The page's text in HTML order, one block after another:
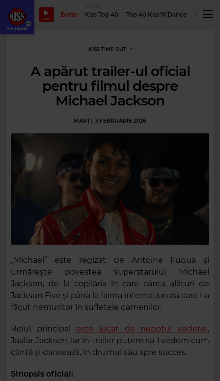
LIVE
Bilete Kiss Top 40 Top 40 Kiss'N'Dance
KISS TIME OUT
A apărut trailer-ul oficial
pentru filmul despre
Michael Jackson
MARȚI, 3 FEBRUARIE 2026
„Michael” este regizat de Antoine Fuqua și
urmărește povestea superstarului Michael
Jackson, de la copilăria în care cânta alături de
Jackson Five și până la faima internațională care l-a
făcut nemuritor în sufletele oamenilor.
Rolul principal este jucat de nepotul vedetei,
Jaafar Jackson, iar în trailer putem să-l vedem cum
cântă și dansează, în drumul său spre succes.
Sinopsis oficial: